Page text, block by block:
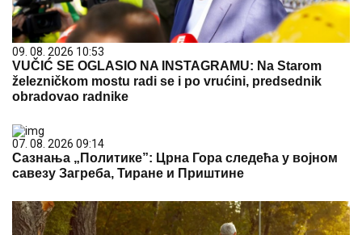
09. 08. 2026 10:53
VUČIĆ SE OGLASIO NA INSTAGRAMU: Na Starom
železničkom mostu radi se i po vrućini, predsednik
obradovao radnike
07. 08. 2026 09:14
Сазнања „Политике”: Црна Гора следећа у војном
савезу Загреба, Тиране и Приштине